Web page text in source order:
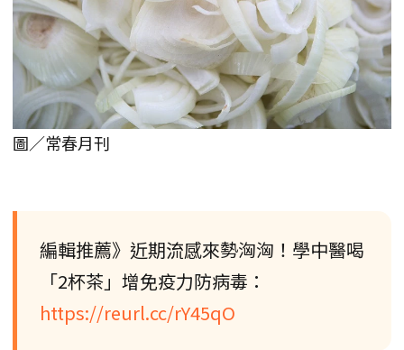
圖／常春月刊
編輯推薦》近期流感來勢洶洶！學中醫喝
「2杯茶」增免疫力防病毒：
https://reurl.cc/rY45qO